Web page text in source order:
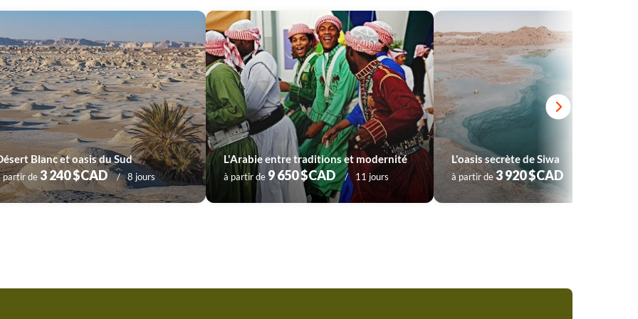
Blanc et oasis du Sud
partir de 3 240 $CAD 8 jours
L'Arabie entre traditions et modernité
à partir de 9 650 $CAD 11 jours
L'oasis secrète de Siwa
à partir de3 920 $CAD